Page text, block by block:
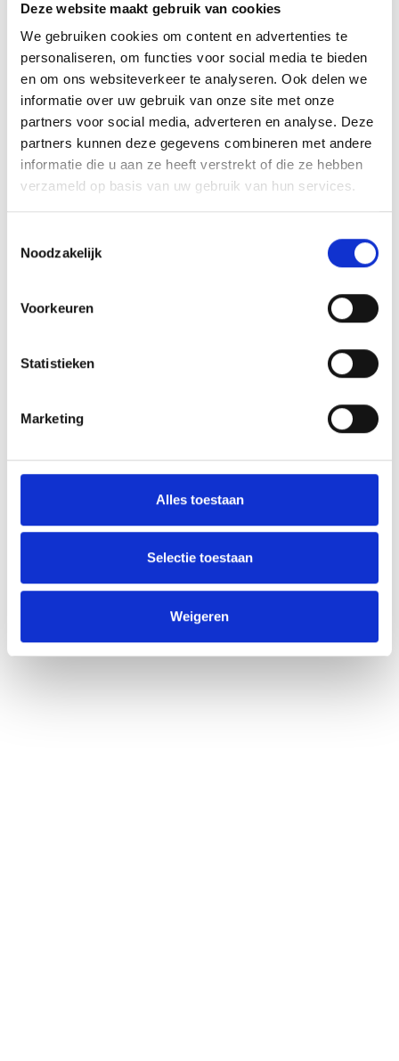
Deze website maakt gebruik van cookies
We gebruiken cookies om content en advertenties te
personaliseren, om functies voor social media te bieden
en om ons websiteverkeer te analyseren. Ook delen we
informatie over uw gebruik van onze site met onze
partners voor social media, adverteren en analyse. Deze
partners kunnen deze gegevens combineren met andere
informatie die u aan ze heeft verstrekt of die ze hebben
verzameld op basis van uw gebruik van hun services.
Noodzakelijk
Voorkeuren
Statistieken
Marketing
Alles toestaan
Selectie toestaan
Weigeren